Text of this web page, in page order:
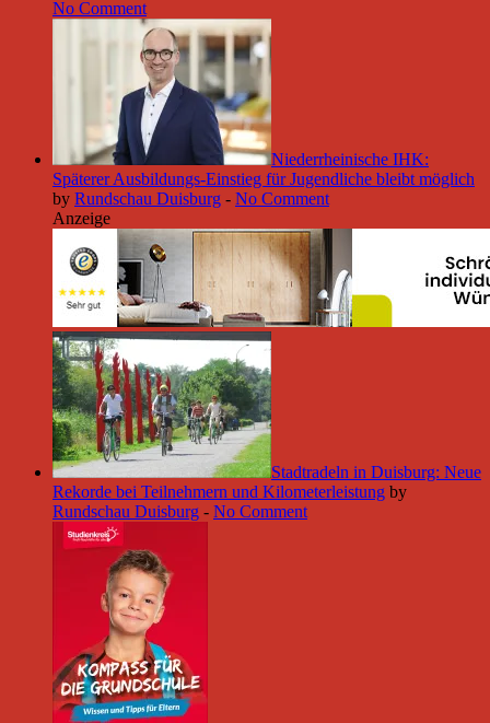
No Comment
Niederrheinische IHK:
Späterer Ausbildungs-Einstieg für Jugendliche bleibt möglich
by Rundschau Duisburg - No Comment
Anzeige
Stadtradeln in Duisburg: Neue
Rekorde bei Teilnehmern und Kilometerleistung by
Rundschau Duisburg - No Comment